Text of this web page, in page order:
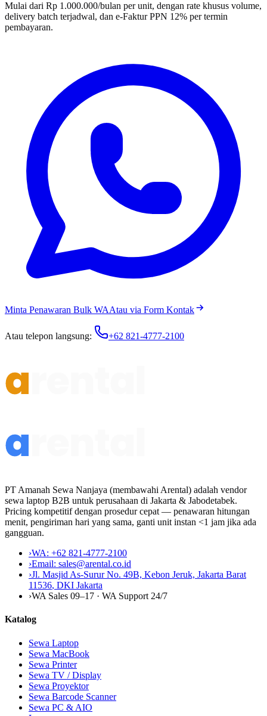
Mulai dari Rp 1.000.000/bulan per unit, dengan rate khusus volume,
delivery batch terjadwal, dan e-Faktur PPN 12% per termin
pembayaran.
Minta Penawaran Bulk WAAtau via Form Kontak
Atau telepon langsung: +62 821-4777-2100
PT Amanah Sewa Nanjaya (membawahi Arental) adalah vendor
sewa laptop B2B untuk perusahaan di Jakarta & Jabodetabek.
Pricing kompetitif dengan prosedur cepat — penawaran hitungan
menit, pengiriman hari yang sama, ganti unit instan <1 jam jika ada
gangguan.
›WA: +62 821-4777-2100
›Email: sales@arental.co.id
›Jl. Masjid As-Surur No. 49B, Kebon Jeruk, Jakarta Barat
11536, DKI Jakarta
›WA Sales 09–17 · WA Support 24/7
Katalog
Sewa Laptop
Sewa MacBook
Sewa Printer
Sewa TV / Display
Sewa Proyektor
Sewa Barcode Scanner
Sewa PC & AIO